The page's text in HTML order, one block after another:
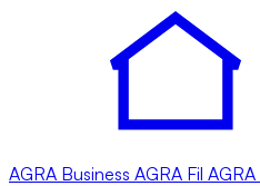
AGRA Business AGRA Fil AGRA